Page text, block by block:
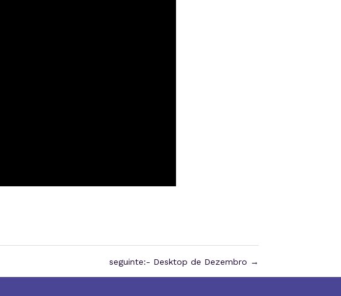
seguinte:- Desktop de Dezembro →